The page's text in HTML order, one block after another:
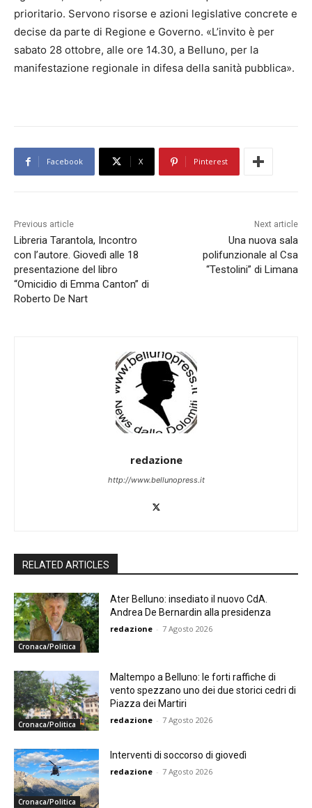
prioritario. Servono risorse e azioni legislative concrete e
decise da parte di Regione e Governo. «L’invito è per
sabato 28 ottobre, alle ore 14.30, a Belluno, per la
manifestazione regionale in difesa della sanità pubblica».
Facebook X Pinterest
Previous article
Libreria Tarantola, Incontro
con l’autore. Giovedì alle 18
presentazione del libro
“Omicidio di Emma Canton” di
Roberto De Nart
Next article
Una nuova sala
polifunzionale al Csa
“Testolini” di Limana
redazione
http://www.bellunopress.it
RELATED ARTICLES
Cronaca/Politica
Ater Belluno: insediato il nuovo CdA.
Andrea De Bernardin alla presidenza
redazione - 7 Agosto 2026
Cronaca/Politica
Maltempo a Belluno: le forti raffiche di
vento spezzano uno dei due storici cedri di
Piazza dei Martiri
redazione - 7 Agosto 2026
Cronaca/Politica
Interventi di soccorso di giovedì
redazione - 7 Agosto 2026